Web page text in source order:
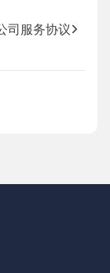
司服务协议